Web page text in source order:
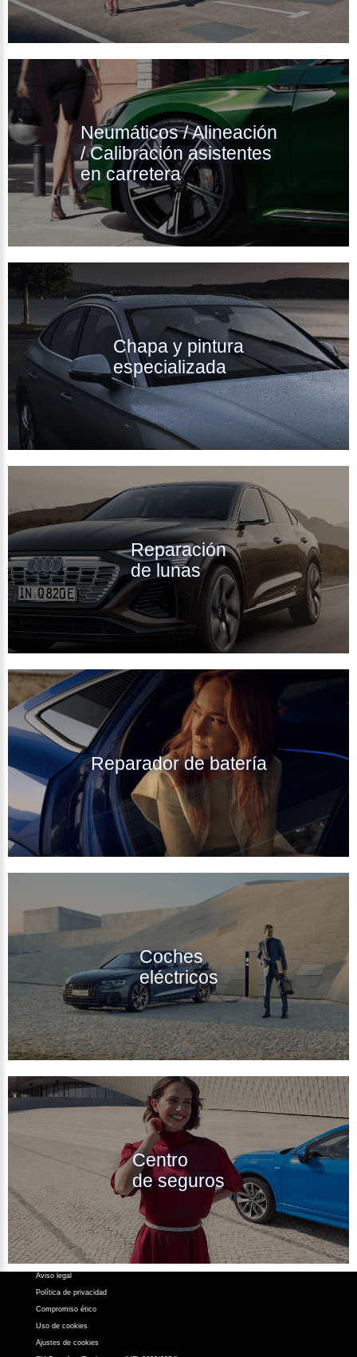
Neumáticos / Alineación
/ Calibración asistentes
en carretera
Chapa y pintura
especializada
Reparación
de lunas
Reparador de batería
Coches
eléctricos
Centro
de seguros
Z.A.L. Área El Fresno -
11370 Los Barrios (Cádiz)
atencionalcliente@atalayamotor.com
Síguenos en:
Aviso legal
Política de privacidad
Compromiso ético
Uso de cookies
Ajustes de cookies